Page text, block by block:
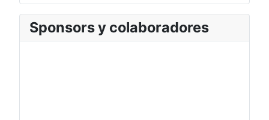
Sponsors y colaboradores